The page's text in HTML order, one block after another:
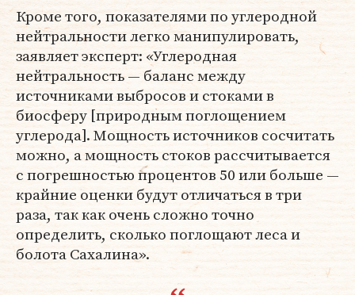
Кроме того, показателями по углеродной
нейтральности легко манипулировать,
заявляет эксперт: «Углеродная
нейтральность — баланс между
источниками выбросов и стоками в
биосферу [природным поглощением
углерода]. Мощность источников сосчитать
можно, а мощность стоков рассчитывается
с погрешностью процентов 50 или больше —
крайние оценки будут отличаться в три
раза, так как очень сложно точно
определить, сколько поглощают леса и
болота Сахалина».